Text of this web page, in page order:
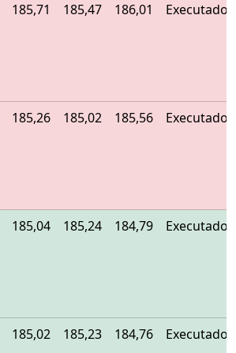
185,71 185,47 186,01 Executado
185,26 185,02 185,56 Executado
185,04 185,24 184,79 Executado
185,02 185,23 184,76 Executado